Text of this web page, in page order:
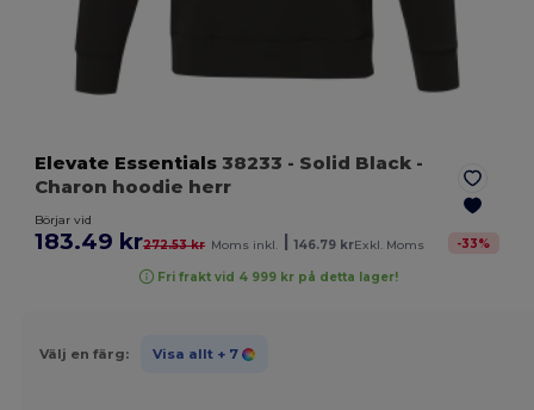
Elevate Essentials 38233 - Solid Black -
Charon hoodie herr
Börjar vid
183.49 kr272.53 kr Moms inkl. 146.79 krExkl. Moms -33%
Fri frakt vid 4 999 kr på detta lager!
Välj en färg: Visa allt + 7